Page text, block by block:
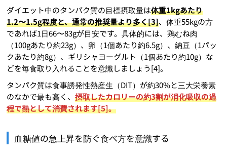
ダイエット中のタンパク質の目標摂取量は体重1kgあたり
1.2〜1.5g程度と、通常の推奨量より多く[3]、体重55kgの方
であれば1日66〜83gが目安です。具体的には、鶏むね肉
（100gあたり約23g）、卵（1個あたり約6.5g）、納豆（1パッ
クあたり約8g）、ギリシャヨーグルト（1個あたり約10g）な
どを毎食取り入れることを意識しましょう[4]。
タンパク質は食事誘発性熱産生（DIT）が約30%と三大栄養素
のなかで最も高く、摂取したカロリーの約3割が消化吸収の過
程で熱として消費されます[5]。
血糖値の急上昇を防ぐ食べ方を意識する